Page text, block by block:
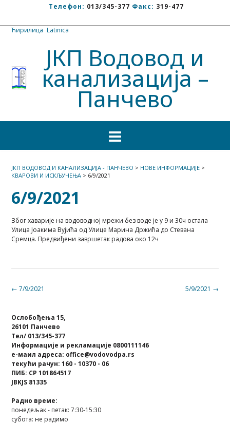
Телефон: 013/345-377 Факс: 319-477
Ћирилица Latinica
ЈКП Водовод и
канализација –
Панчево
ЈКП ВОДОВОД И КАНАЛИЗАЦИЈА - ПАНЧЕВО > НОВЕ ИНФОРМАЦИЈЕ >
КВАРОВИ И ИСКЉУЧЕЊА > 6/9/2021
6/9/2021
Због хаварије на водоводној мрежи без воде је у 9 и 30ч остала
Улица Јоакима Вујића од Улице Марина Држића до Стевана
Сремца. Предвиђени завршетак радова око 12ч
Post 5/9/2021 →
← 7/9/2021
Ослобођења 15,
26101 Панчево
Тел/ 013/345-377
Информације и рекламације 0800111146
е-маил адреса: office@vodovodpa.rs
текући рачун: 160 - 10370 - 06
ПИБ: СР 101864517
JBKJS 81335
Радно време:
понедељак - петак: 7:30-15:30
субота: не радимо